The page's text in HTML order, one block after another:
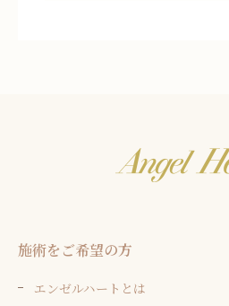
施術をご希望の方
エンゼルハートとは